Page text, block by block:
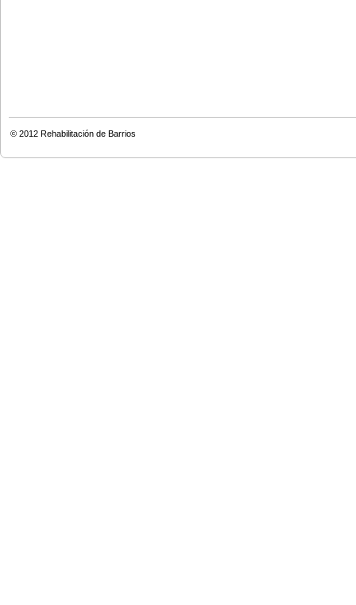
© 2012 Rehabilitación de Barrios